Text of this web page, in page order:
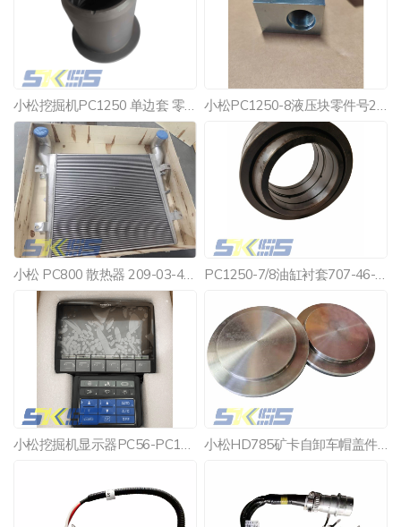
小松挖掘机PC1250 单边套 零件号21N-70-32550 小松PC1250-8液压块零件号21N-04-41160
小松 PC800 散热器 209-03-41121 挖掘机水箱后冷却器总成 PC1250-7/8油缸衬套707-46-16030 OEM
小松HD785矿卡自卸车帽盖件号561-27-71160